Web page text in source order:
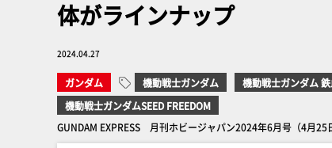
体がラインナップ
2024.04.27
ガンダム 機動戦士ガンダム 機動戦士ガンダム
機動戦士ガンダムSEED FREEDOM
GUNDAM EXPRESS 月刊ホビージャパン2024年6月号（4月25